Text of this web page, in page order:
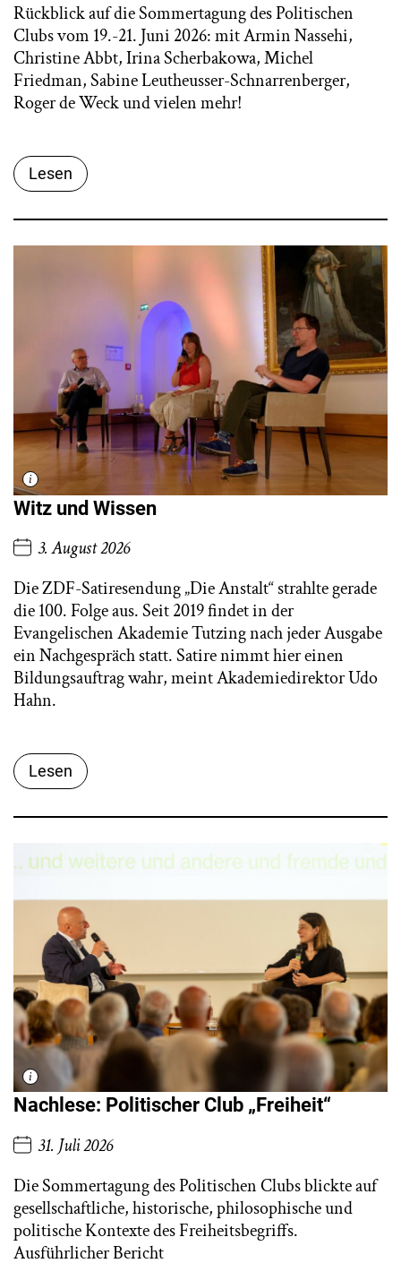
Rückblick auf die Sommertagung des Politischen
Clubs vom 19.-21. Juni 2026: mit Armin Nassehi,
Christine Abbt, Irina Scherbakowa, Michel
Friedman, Sabine Leutheusser-Schnarrenberger,
Roger de Weck und vielen mehr!
Lesen
Witz und Wissen
3. August 2026
Die ZDF-Satiresendung „Die Anstalt“ strahlte gerade
die 100. Folge aus. Seit 2019 findet in der
Evangelischen Akademie Tutzing nach jeder Ausgabe
ein Nachgespräch statt. Satire nimmt hier einen
Bildungsauftrag wahr, meint Akademiedirektor Udo
Hahn.
Lesen
Nachlese: Politischer Club „Freiheit“
31. Juli 2026
Die Sommertagung des Politischen Clubs blickte auf
gesellschaftliche, historische, philosophische und
politische Kontexte des Freiheitsbegriffs.
Ausführlicher Bericht